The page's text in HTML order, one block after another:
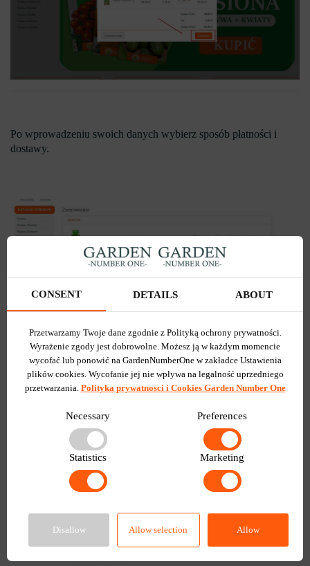
Po wprowadzeniu swoich danych wybierz sposób płatności i
dostawy.
Jeśli wszystkie pola są wypełnione poprawnie, pojawi się numer
CONSENT DETAILS ABOUT
Przetwarzamy Twoje dane zgodnie z Polityką ochrony prywatności.
Wyrażenie zgody jest dobrowolne. Możesz ją w każdym momencie
wycofać lub ponowić na GardenNumberOne w zakładce Ustawienia
plików cookies. Wycofanie jej nie wpływa na legalność uprzedniego
przetwarzania. Polityka prywatnosci i Cookies Garden Number One
Necessary Preferences
Statistics Marketing
Disallow Allow selection Allow